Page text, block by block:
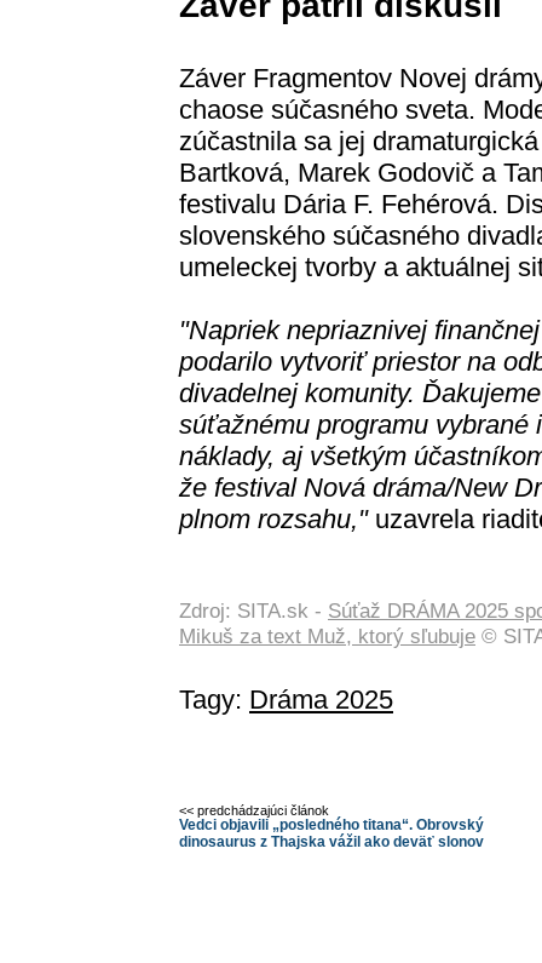
Záver Fragmentov Novej
chaose súčasného sveta.
zúčastnila sa jej
Bartková, Marek Godovič a
festivalu Dária F. Fehérová.
slovenského súčasného
umeleckej tvorby a aktuálnej
"Napriek nepriaznivej
podarilo vytvoriť priestor na
divadelnej komunity.
súťažnému programu
náklady, aj všetkým
že festival Nová dráma/New
plnom rozsahu,"uzavrela
Zdroj: SITA.sk - Súťaž DRÁMA 2025
Mikuš za text Muž, ktorý sľubuje ©
Tagy: Dráma 2025
<< predchádzajúci článok
Vedci objavili „posledného titana“. Obrovský
dinosaurus z Thajska vážil ako deväť slonov